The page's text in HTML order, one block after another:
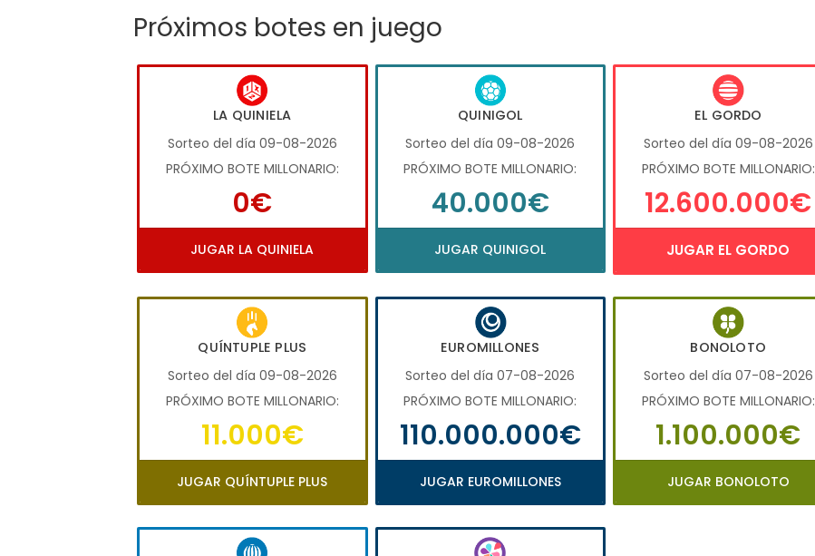
Próximos botes en juego
LA QUINIELA
Sorteo del día 09-08-2026
PRÓXIMO BOTE MILLONARIO:
0€
JUGAR LA QUINIELA
QUINIGOL
Sorteo del día 09-08-2026
PRÓXIMO BOTE MILLONARIO:
40.000€
JUGAR QUINIGOL
EL GORDO
Sorteo del día 09-08-2026
PRÓXIMO BOTE MILLONARIO:
12.600.000€
JUGAR EL GORDO
QUÍNTUPLE PLUS
Sorteo del día 09-08-2026
PRÓXIMO BOTE MILLONARIO:
11.000€
JUGAR QUÍNTUPLE PLUS
EUROMILLONES
Sorteo del día 07-08-2026
PRÓXIMO BOTE MILLONARIO:
110.000.000€
JUGAR EUROMILLONES
BONOLOTO
Sorteo del día 07-08-2026
PRÓXIMO BOTE MILLONARIO:
1.100.000€
JUGAR BONOLOTO